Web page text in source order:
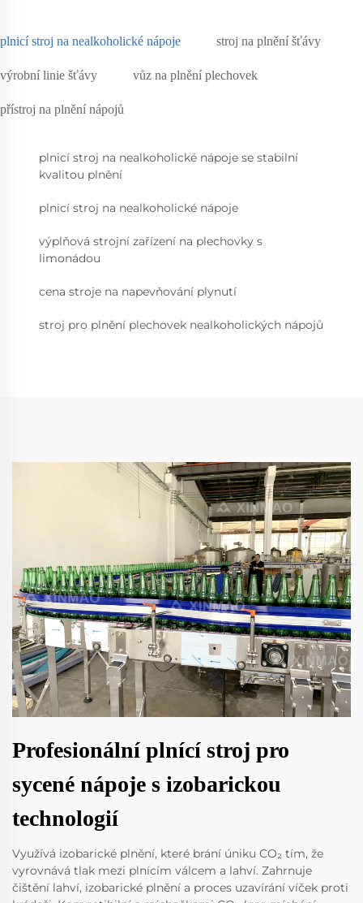
plnicí stroj na nealkoholické nápoje stroj na plnění šťávy
výrobní linie šťávy vůz na plnění plechovek
přístroj na plnění nápojů
plnicí stroj na nealkoholické nápoje se stabilní
kvalitou plnění
plnicí stroj na nealkoholické nápoje
výplňová strojní zařízení na plechovky s
limonádou
cena stroje na napevňování plynutí
stroj pro plnění plechovek nealkoholických nápojů
Profesionální plnící stroj pro
sycené nápoje s izobarickou
technologií
Využívá izobarické plnění, které brání úniku CO₂ tím, že
vyrovnává tlak mezi plnícím válcem a lahví. Zahrnuje
čištění lahví, izobarické plnění a proces uzavírání víček proti